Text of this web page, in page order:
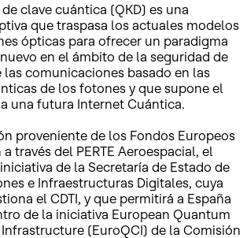
clave cuántica (QKD) es una
que traspasa los actuales modelos
ópticas para ofrecer un paradigma
en el ámbito de la seguridad de
comunicaciones basado en las
de los fotones y que supone el
una futura Internet Cuántica.
proveniente de los Fondos Europeos
través del PERTE Aeroespacial, el
de la Secretaría de Estado de
e Infraestructuras Digitales, cuya
el CDTI, y que permitirá a España
de la iniciativa European Quantum
(EuroQCI) de la Comisión